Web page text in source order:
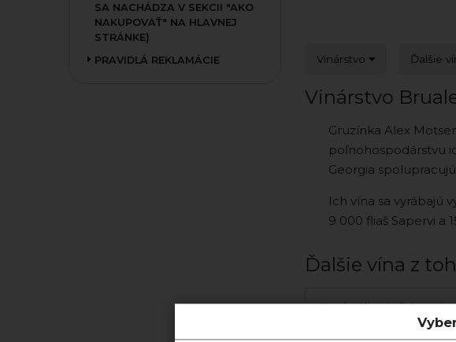
SA NACHÁDZA V SEKCII "AKO
NAKUPOVAŤ" NA HLAVNEJ
STRÁNKE)
PRAVIDLÁ REKLAMÁCIE
Vinárstvo Ďalšie
Vinárstvo
Gruzínka Alex
poľnohospodárstvu
Georgia
Ich vína sa vyrábajú
9 000 fliaš Sapervi a
Ďalšie vína z
Bruale Rkatsiteli Qvevri
Orange 2022 suché